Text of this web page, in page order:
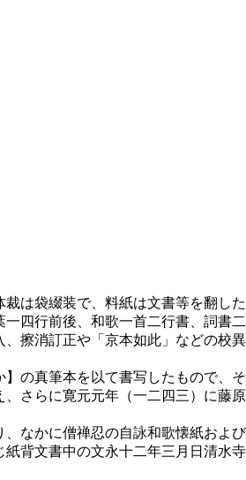
は袋綴装で、料紙は文書等を翻し
四行前後、和歌一首二行書、詞書
擦消訂正や「京本如此」などの校
の真筆本を以て書写したもので、
さらに寛元元年（一二四三）に藤
かに僧禅忍の自詠和歌懐紙およ
背文書中の文永十二年三月日清水